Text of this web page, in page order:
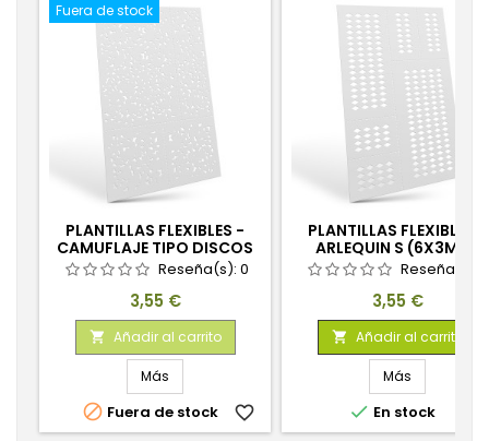
Fuera de stock
PLANTILLAS FLEXIBLES -
CAMUFLAJE TIPO DISCOS
(VARIOS TAMAÑOS)
Reseña(s): 0
Precio
3,55 €
 Añadir al carrito
Más
 Fuera de stock favorite_border
PLANTILLAS FLEXIBLES -
ARLEQUIN S (6X3MM)
Reseña(s):
Precio
3,55 €
 Añadir al carrito
Más
 En stock